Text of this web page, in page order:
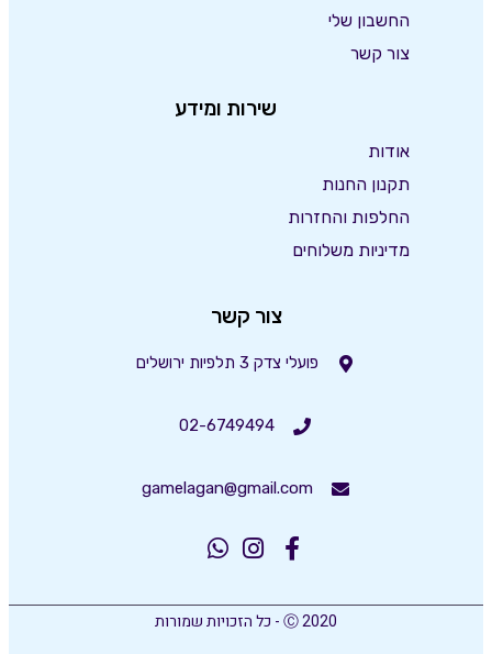
החשבון שלי
צור קשר
שירות ומידע
אודות
תקנון החנות
החלפות והחזרות
מדיניות משלוחים
צור קשר
פועלי צדק 3 תלפיות ירושלים
02-6749494
gamelagan@gmail.com
Ⓒ 2020 - כל הזכויות שמורות